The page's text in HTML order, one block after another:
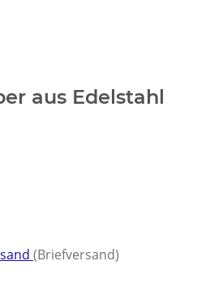
aus Edelstahl
(Briefversand)